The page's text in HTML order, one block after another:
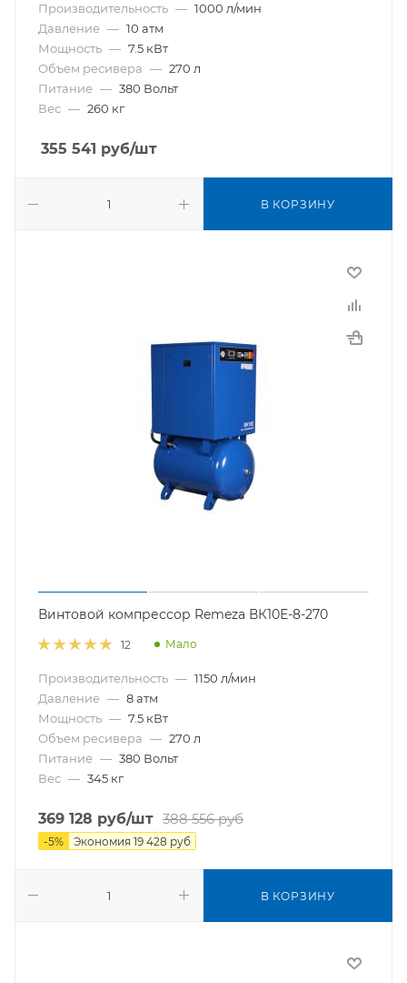
Производительность — 1000 л/мин
Давление — 10 атм
Мощность — 7.5 кВт
Объем ресивера — 270 л
Питание — 380 Вольт
Вес — 260 кг
355 541 руб/шт
В КОРЗИНУ
Винтовой компрессор Remeza ВК10Е-8-270
12 Мало
Производительность — 1150 л/мин
Давление — 8 атм
Мощность — 7.5 кВт
Объем ресивера — 270 л
Питание — 380 Вольт
Вес — 345 кг
369 128 руб/шт 388 556руб
-5% Экономия 19 428 руб
В КОРЗИНУ